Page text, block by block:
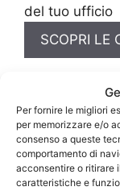
Per fornire le migliori
per memorizzare e/o
consenso a queste
comportamento di
acconsentire o ritirare
caratteristiche e
del tuo ufficio
SCOPRI LE